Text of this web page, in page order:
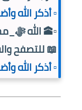
▫️ أذكر الله
▫️🕋 الله
📖 للتصفح
▫️ أذكر الله